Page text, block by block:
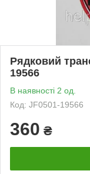
Рядковий
19566
В наявності 2 од.
Код: JF0501-19566
360 ₴